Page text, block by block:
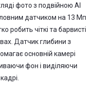
фото з подвійною AI
датчиком на 13 Мп
робить чіткі та барвисті
Датчик глибини з
основній камері
фон і виділяючи